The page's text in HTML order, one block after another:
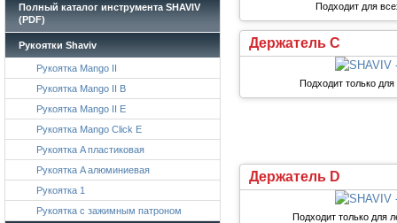
Полный каталог инструмента SHAVIV
(PDF)
Рукоятки Shaviv
Рукоятка Mango II
Рукоятка Mango II B
Рукоятка Mango II E
Рукоятка Mango Click E
Рукоятка A пластиковая
Рукоятка A алюминиевая
Рукоятка 1
Рукоятка с зажимным патроном
Подходит для
Держатель C
Подходит только
Держатель D
Подходит только для